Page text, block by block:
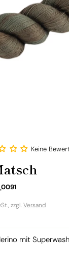
Keine
zzgl.Versand
mit